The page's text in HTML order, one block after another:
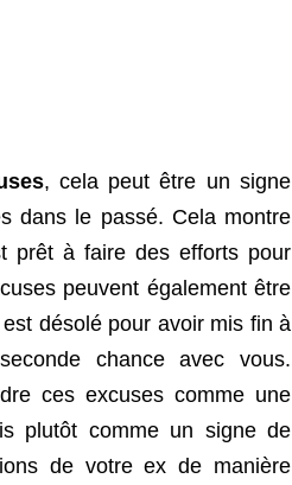
, cela peut être un signe
dans le passé. Cela montre
prêt à faire des efforts pour
peuvent également être
désolé pour avoir mis fin à
chance avec vous.
ces excuses comme une
plutôt comme un signe de
de votre ex de manière